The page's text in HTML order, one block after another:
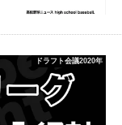
ドラフト会議2020年